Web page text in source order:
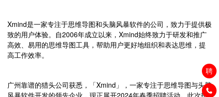
聘
Xmind是一家专注于思维导图和头脑风暴软件的公司，致力于提供极
致的用户体验。自2006年成立以来，Xmind始终致力于研发和推广
高效、易用的思维导图工具，帮助用户更好地组织和表达思维，提
高工作效率。
广州靠谱的猎头公司获悉，「Xmind」，一家专注于思维导图与头脑